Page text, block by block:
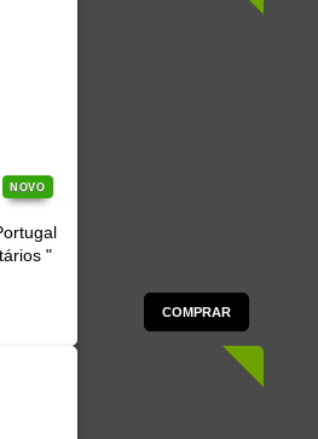
NOVO
"
COMPRAR